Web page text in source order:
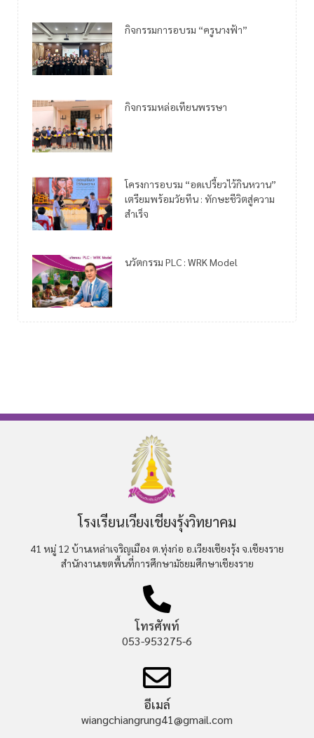
กิจกรรมการอบรม “ครูนางฟ้า”
กิจกรรมหล่อเทียนพรรษา
โครงการอบรม “อดเปรี้ยวไว้กินหวาน”
เตรียมพร้อมวัยทีน : ทักษะชีวิตสู่ความ
สำเร็จ
นวัตกรรม PLC : WRK Model
โรงเรียนเวียงเชียงรุ้งวิทยาคม
41 หมู่ 12 บ้านเหล่าเจริญเมือง ต.ทุ่งก่อ อ.เวียงเชียงรุ้ง จ.เชียงราย
สำนักงานเขตพื้นที่การศึกษามัธยมศึกษาเชียงราย
โทรศัพท์
053-953275-6
อีเมล์
wiangchiangrung41@gmail.com